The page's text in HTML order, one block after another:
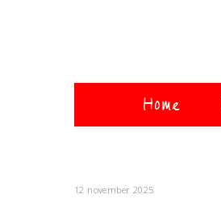
Home
12 november 2025